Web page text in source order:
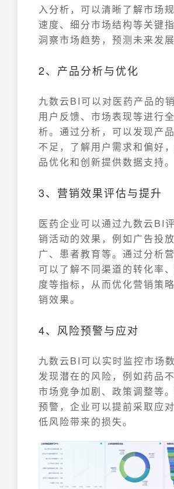
入分析，可以清晰了解市场
速度、细分市场结构等关键
洞察市场趋势，预测未来发展
2、产品分析与优化
九数云BI可以对医药产品的销
用户反馈、市场表现等进行
析。通过分析，可以发现产
不足，了解用户需求和偏好
品优化和创新提供数据支持。
3、营销效果评估与提升
医药企业可以通过九数云BI
销活动的效果，例如广告投
广、患者教育等。通过分析营
可以了解不同渠道的转化率
度等指标，从而优化营销策
销效果。
4、风险预警与应对
九数云BI可以实时监控市场
发现潜在的风险，例如药品不
市场竞争加剧、政策调整等
预警，企业可以提前采取应
低风险带来的损失。